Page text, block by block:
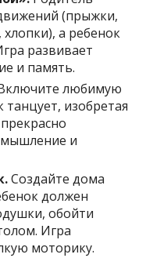
(прыжки,
а ребенок
развивает
и память.
любимую
танцует, изобретая
мышление и
Создайте дома
должен
обойти
Игра
моторику.